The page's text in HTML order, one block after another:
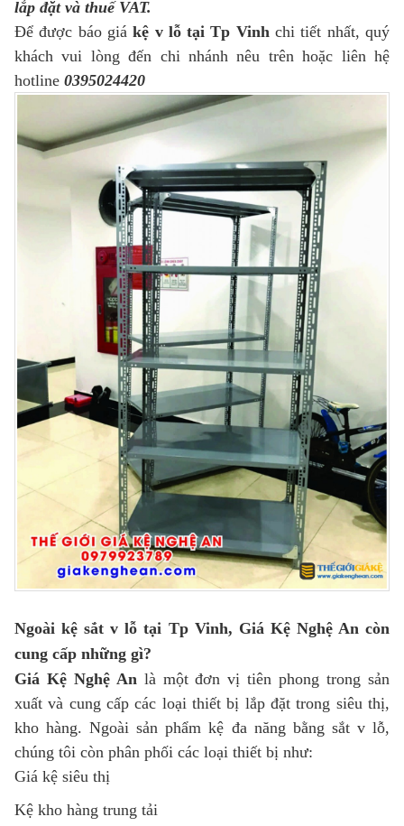
lắp đặt và thuế VAT.
Để được báo giákệ v lỗ tại Tp Vinh chi tiết nhất, quý
khách vui lòng đến chi nhánh nêu trên hoặc liên hệ
hotline 0395024420
Ngoài kệ sắt v lỗ tại Tp Vinh, Giá Kệ Nghệ An còn
cung cấp những gì?
Giá Kệ Nghệ Anlà một đơn vị tiên phong trong sản
xuất và cung cấp các loại thiết bị lắp đặt trong siêu thị,
kho hàng. Ngoài sản phẩm kệ đa năng bằng sắt v lỗ,
chúng tôi còn phân phối các loại thiết bị như:
Giá kệ siêu thị
Kệ kho hàng trung tải